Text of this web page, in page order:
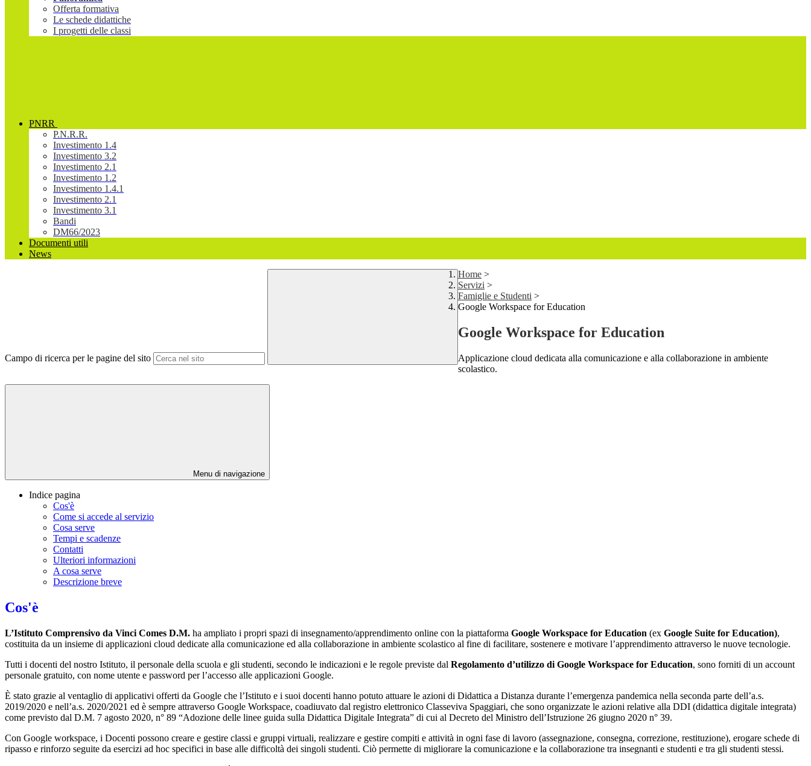
Offerta formativa
Le schede didattiche
I progetti delle classi
PNRR
P.N.R.R.
Investimento 1.4
Investimento 3.2
Investimento 2.1
Investimento 1.2
Investimento 1.4.1
Investimento 2.1
Investimento 3.1
Bandi
DM66/2023
Documenti utili
News
Campo di ricerca per le pagine del sito
Home >
Servizi >
Famiglie e Studenti >
Google Workspace for Education
Google Workspace for Education
Applicazione cloud dedicata alla comunicazione e alla collaborazione in ambiente
scolastico.
Menu di navigazione
Indice pagina
Cos'è
Come si accede al servizio
Cosa serve
Tempi e scadenze
Contatti
Ulteriori informazioni
A cosa serve
Descrizione breve
Cos'è
L’Istituto Comprensivo da Vinci Comes D.M. ha ampliato i propri spazi di insegnamento/apprendimento online con la piattaforma Google Workspace for Education (ex Google Suite for Education),
costituita da un insieme di applicazioni cloud dedicate alla comunicazione ed alla collaborazione in ambiente scolastico al fine di facilitare, sostenere e motivare l’apprendimento attraverso le nuove tecnologie.
Tutti i docenti del nostro Istituto, il personale della scuola e gli studenti, secondo le indicazioni e le regole previste dal Regolamento d’utilizzo di Google Workspace for Education, sono forniti di un account
personale gratuito, con nome utente e password per l’accesso alle applicazioni Google.
È stato grazie al ventaglio di applicativi offerti da Google che l’Istituto e i suoi docenti hanno potuto attuare le azioni di Didattica a Distanza durante l’emergenza pandemica nella seconda parte dell’a.s.
2019/2020 e nell’a.s. 2020/2021 ed è sempre attraverso Google Workspace, coadiuvato dal registro elettronico Classeviva Spaggiari, che sono organizzate le azioni relative alla DDI (didattica digitale integrata)
come previsto dal D.M. 7 agosto 2020, n° 89 “Adozione delle linee guida sulla Didattica Digitale Integrata” di cui al Decreto del Ministro dell’Istruzione 26 giugno 2020 n° 39.
Con Google workspace, i Docenti possono creare e gestire classi e gruppi virtuali, realizzare e gestire compiti e attività in ogni fase di lavoro (assegnazione, consegna, correzione, restituzione), erogare schede di
ripasso e rinforzo seguite da esercizi ad hoc specifici in base alle difficoltà dei singoli studenti. Ciò permette di migliorare la comunicazione e la collaborazione tra insegnanti e studenti e tra gli studenti stessi.